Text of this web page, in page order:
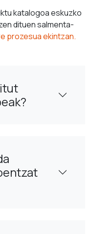
katalogoa eskuzko
dituen salmenta-
prozesua ekintzan.